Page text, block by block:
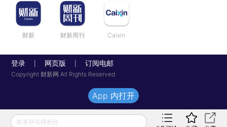
财新 财新周刊 Caixin
登录 网页版 订阅电邮
Copyright 财新网 All Rights Reserved
发表评论得积分
App 内打开